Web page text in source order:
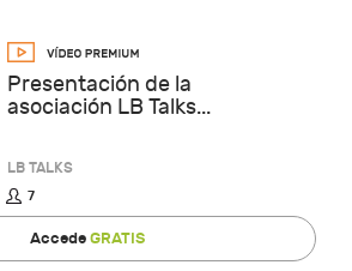
Presentación de la
asociación LB Talks...
LB TALKS
7
AccedeGRATIS